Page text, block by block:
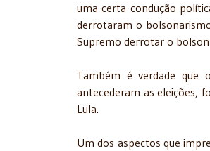
uma certa condução
derrotaram o
Supremo derrotar o
Também é verdade que
antecederam as eleições,
Lula.
Um dos aspectos que